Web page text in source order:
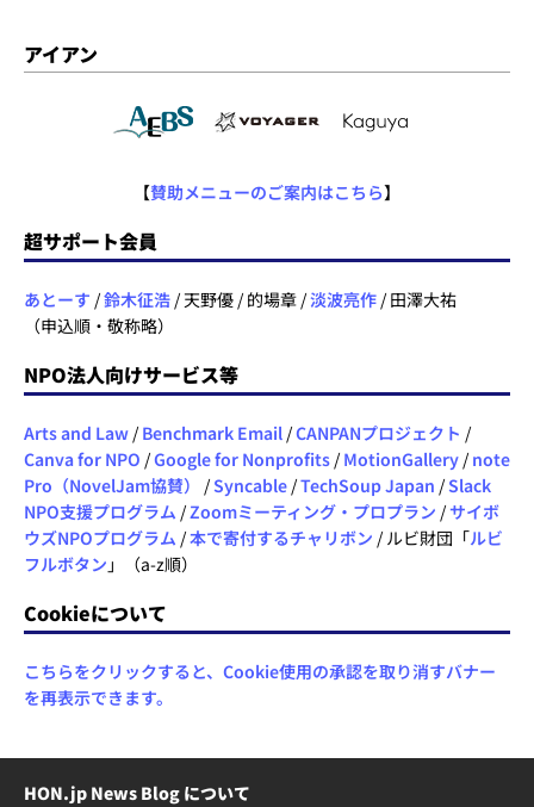
アイアン
【賛助メニューのご案内はこちら】
超サポート会員
あとーす /鈴木征浩 / 天野優 / 的場章 /淡波亮作 / 田澤大祐
（申込順・敬称略）
NPO法人向けサービス等
Arts and Law / Benchmark Email /CANPANプロジェクト /
Canva for NPO /Google for Nonprofits / MotionGallery / note
Pro（NovelJam協賛）
/Syncable /TechSoup Japan /Slack
NPO支援プログラム /Zoomミーティング・プロプラン /サイボ
ウズNPOプログラム /本で寄付するチャリボン / ルビ財団「ルビ
フルボタン 」（a-z順）
Cookieについて
こちらをクリックすると、Cookie使用の承認を取り消すバナー
を再表示できます。
HON.jp News Blog について